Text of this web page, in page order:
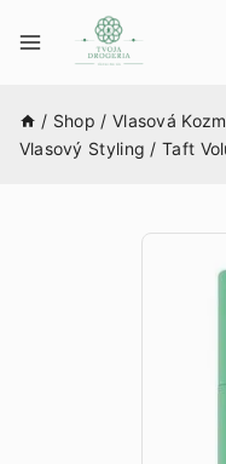
/ Shop / Vlasová
Vlasový Styling / Taft